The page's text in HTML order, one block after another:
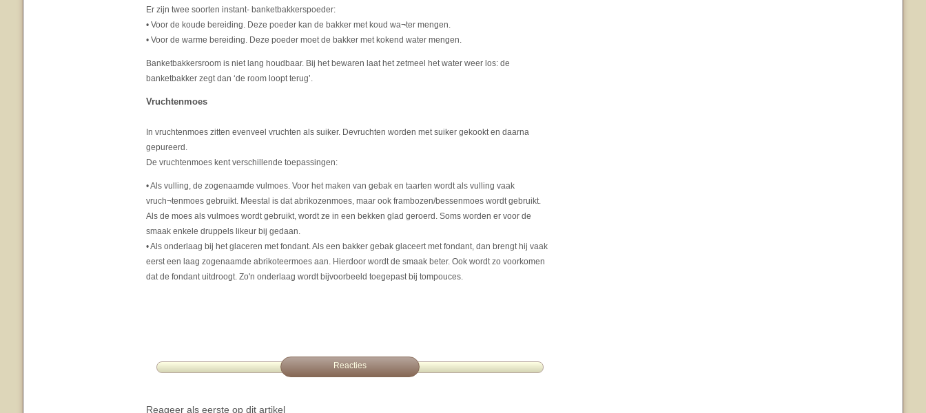
Er zijn twee soorten instant- banketbakkerspoeder:
• Voor de koude bereiding. Deze poeder kan de bakker met koud wa¬ter mengen.
• Voor de warme bereiding. Deze poeder moet de bakker met kokend water mengen.
Banketbakkersroom is niet lang houdbaar. Bij het bewaren laat het zetmeel het water weer los: de
banketbakker zegt dan ‘de room loopt terug’.
Vruchtenmoes
In vruchtenmoes zitten evenveel vruchten als suiker. Devruchten worden met suiker gekookt en daarna
gepureerd.
De vruchtenmoes kent verschillende toepassingen:
• Als vulling, de zogenaamde vulmoes. Voor het maken van gebak en taarten wordt als vulling vaak
vruch¬tenmoes gebruikt. Meestal is dat abrikozenmoes, maar ook frambozen/bessenmoes wordt gebruikt.
Als de moes als vulmoes wordt gebruikt, wordt ze in een bekken glad geroerd. Soms worden er voor de
smaak enkele druppels likeur bij gedaan.
• Als onderlaag bij het glaceren met fondant. Als een bakker gebak glaceert met fondant, dan brengt hij vaak
eerst een laag zogenaamde abrikoteermoes aan. Hierdoor wordt de smaak beter. Ook wordt zo voorkomen
dat de fondant uitdroogt. Zo'n onderlaag wordt bijvoorbeeld toegepast bij tompouces.
Reacties
Reageer als eerste op dit artikel